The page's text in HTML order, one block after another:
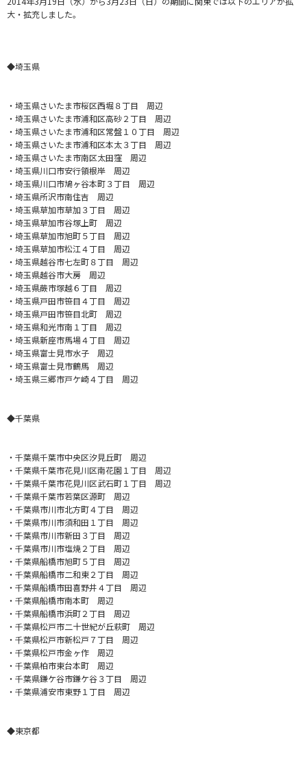
大・拡充しました。
◆埼玉県
・埼玉県さいたま市桜区西堀８丁目 周辺
・埼玉県さいたま市浦和区高砂２丁目 周辺
・埼玉県さいたま市浦和区常盤１０丁目 周辺
・埼玉県さいたま市浦和区本太３丁目 周辺
・埼玉県さいたま市南区太田窪 周辺
・埼玉県川口市安行領根岸 周辺
・埼玉県川口市鳩ヶ谷本町３丁目 周辺
・埼玉県所沢市南住吉 周辺
・埼玉県草加市草加３丁目 周辺
・埼玉県草加市谷塚上町 周辺
・埼玉県草加市旭町５丁目 周辺
・埼玉県草加市松江４丁目 周辺
・埼玉県越谷市七左町８丁目 周辺
・埼玉県越谷市大房 周辺
・埼玉県蕨市塚越６丁目 周辺
・埼玉県戸田市笹目４丁目 周辺
・埼玉県戸田市笹目北町 周辺
・埼玉県和光市南１丁目 周辺
・埼玉県新座市馬場４丁目 周辺
・埼玉県富士見市水子 周辺
・埼玉県富士見市鶴馬 周辺
・埼玉県三郷市戸ケ崎４丁目 周辺
◆千葉県
・千葉県千葉市中央区汐見丘町 周辺
・千葉県千葉市花見川区南花園１丁目 周辺
・千葉県千葉市花見川区武石町１丁目 周辺
・千葉県千葉市若葉区源町 周辺
・千葉県市川市北方町４丁目 周辺
・千葉県市川市須和田１丁目 周辺
・千葉県市川市新田３丁目 周辺
・千葉県市川市塩焼２丁目 周辺
・千葉県船橋市旭町５丁目 周辺
・千葉県船橋市二和東２丁目 周辺
・千葉県船橋市田喜野井４丁目 周辺
・千葉県船橋市南本町 周辺
・千葉県船橋市浜町２丁目 周辺
・千葉県松戸市二十世紀が丘萩町 周辺
・千葉県松戸市新松戸７丁目 周辺
・千葉県松戸市金ヶ作 周辺
・千葉県柏市東台本町 周辺
・千葉県鎌ケ谷市鎌ケ谷３丁目 周辺
・千葉県浦安市東野１丁目 周辺
◆東京都